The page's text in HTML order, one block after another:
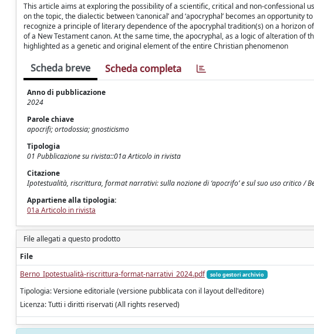
This article aims at exploring the possibility of a scientific, critical and non-confessional
on the topic, the dialectic between ‘canonical’ and ‘apocryphal’ becomes an
recognize a principle of literary dependence of the apocryphal tradition(s) on a
of a New Testament canon. At the same time, the apocryphal, as a logic of alteration of
highlighted as a genetic and original element of the entire Christian phenomenon
Scheda breve Scheda completa
Anno di pubblicazione
2024
Parole chiave
apocrifi; ortodossia; gnosticismo
Tipologia
01 Pubblicazione su rivista::01a Articolo in rivista
Citazione
Ipotestualità, riscrittura, format narrativi: sulla nozione di ‘apocrifo’ e sul suo uso critico /
Appartiene alla tipologia:
01a Articolo in rivista
File allegati a questo prodotto
File
Berno_Ipotestualità-riscrittura-format-narrativi_2024.pdf
solo gestori archivio
Tipologia: Versione editoriale (versione pubblicata con il layout dell'editore)
Licenza: Tutti i diritti riservati (All rights reserved)